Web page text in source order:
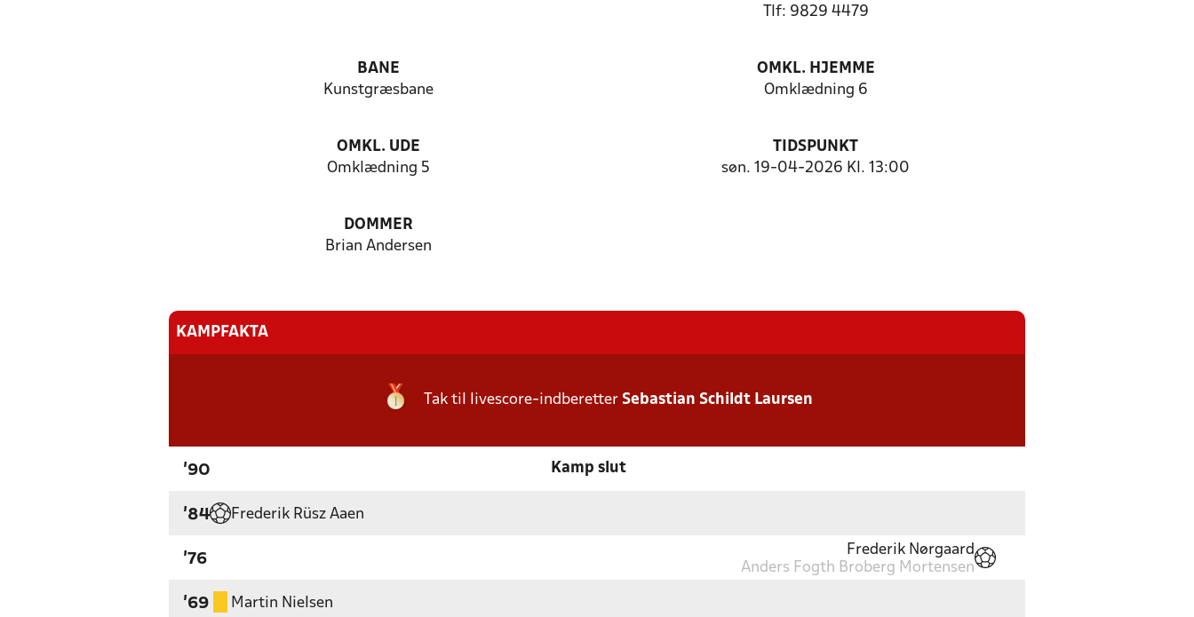
Tlf: 9829 4479
BANE
Kunstgræsbane
OMKL. HJEMME
Omklædning 6
OMKL. UDE
Omklædning 5
TIDSPUNKT
søn. 19-04-2026 Kl. 13:00
DOMMER
Brian Andersen
KAMPFAKTA
Tak til livescore-indberetter Sebastian Schildt Laursen
'90 Kamp slut
'84 Frederik Rüsz Aaen
'76
Frederik Nørgaard
Anders Fogth Broberg Mortensen
'69 Martin Nielsen